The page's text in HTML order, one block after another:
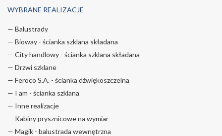
WYBRANE REALIZACJE
— Balustrady
— Bioway - ścianka szklana składana
— City handlowy - ścianka szklana składana
— Drzwi szklane
— Feroco S.A. - ścianka dźwiękoszczelna
— I am - ścianka szklana
— Inne realizacje
— Kabiny prysznicowe na wymiar
— Magik - balustrada wewnętrzna